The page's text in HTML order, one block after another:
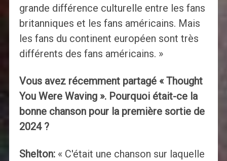
grande différence culturelle entre les fans
britanniques et les fans américains. Mais
les fans du continent européen sont très
différents des fans américains. »
Vous avez récemment partagé « Thought
You Were Waving ». Pourquoi était-ce la
bonne chanson pour la première sortie de
2024 ?
Shelton:« C'était une chanson sur laquelle